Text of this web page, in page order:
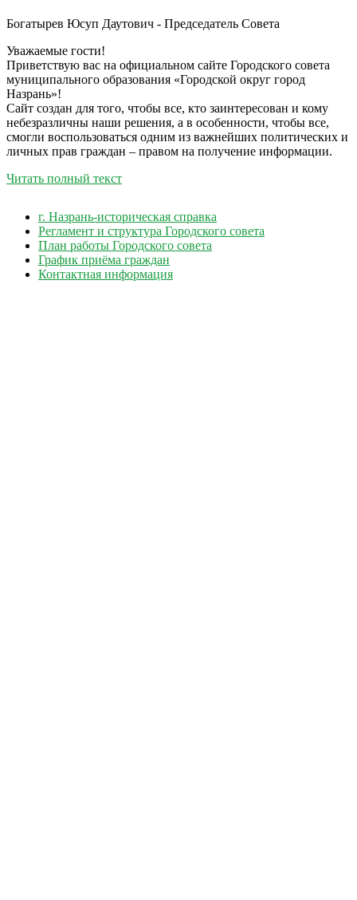
Богатырев Юсуп Даутович - Председатель Совета
Уважаемые гости!
Приветствую вас на официальном сайте Городского совета
муниципального образования «Городской округ город
Назрань»!
Сайт создан для того, чтобы все, кто заинтересован и кому
небезразличны наши решения, а в особенности, чтобы все,
смогли воспользоваться одним из важнейших политических и
личных прав граждан – правом на получение информации.
Читать полный текст
г. Назрань-историческая справка
Регламент и структура Городского совета
План работы Городского совета
График приёма граждан
Контактная информация